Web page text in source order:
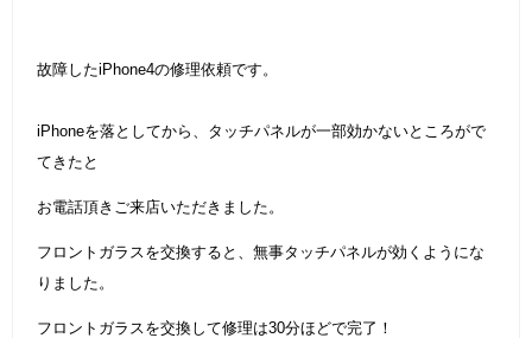
故障したiPhone4の修理依頼です。
iPhoneを落としてから、タッチパネルが一部効かないところがで
てきたと
お電話頂きご来店いただきました。
フロントガラスを交換すると、無事タッチパネルが効くようにな
りました。
フロントガラスを交換して修理は30分ほどで完了！